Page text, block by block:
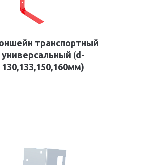
транспортный
универсальный (d-
130,133,150,160мм)